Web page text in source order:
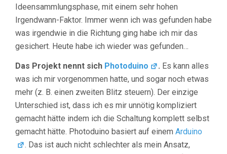
Ideensammlungsphase, mit einem sehr hohen
Irgendwann-Faktor. Immer wenn ich was gefunden habe
was irgendwie in die Richtung ging habe ich mir das
gesichert. Heute habe ich wieder was gefunden…
Das Projekt nennt sich Photoduino . Es kann alles
was ich mir vorgenommen hatte, und sogar noch etwas
mehr (z. B. einen zweiten Blitz steuern). Der einzige
Unterschied ist, dass ich es mir unnötig kompliziert
gemacht hätte indem ich die Schaltung komplett selbst
gemacht hätte. Photoduino basiert auf einem Arduino
. Das ist auch nicht schlechter als mein Ansatz,